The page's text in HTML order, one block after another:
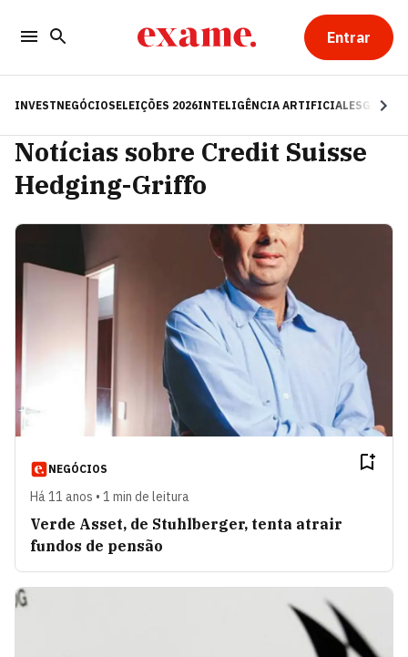
Entrar
INVESTNEGÓCIOSELEIÇÕES 2026INTELIGÊNCIA ARTIFICIALESG
Notícias sobre Credit Suisse
Hedging-Griffo
NEGÓCIOS
Há 11 anos • 1 min de leitura
Verde Asset, de Stuhlberger, tenta atrair
fundos de pensão